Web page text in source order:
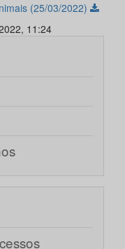
(25/03/2022)
11:24